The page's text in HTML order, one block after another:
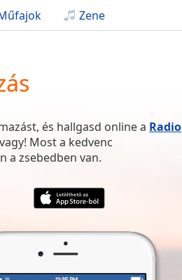
Zene
és hallgasd online a Radio
Most a kedvenc
a zsebedben van.